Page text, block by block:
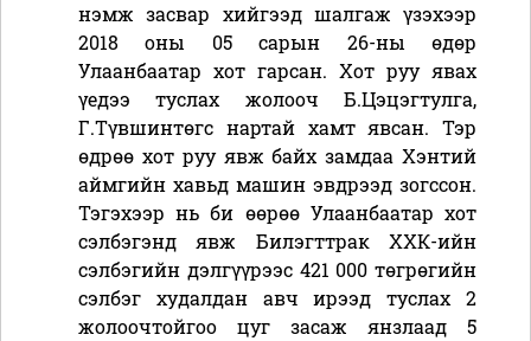
нэмж засвар хийгээд шалгаж үзэхээр
2018 оны 05 сарын 26-ны өдөр
Улаанбаатар хот гарсан. Хот руу явах
үедээ туслах жолооч Б.Цэцэгтулга,
Г.Түвшинтөгс нартай хамт явсан. Тэр
өдрөө хот руу явж байх замдаа Хэнтий
аймгийн хавьд машин эвдрээд зогссон.
Тэгэхээр нь би өөрөө Улаанбаатар хот
сэлбэгэнд явж Билэгттрак ХХК-ийн
сэлбэгийн дэлгүүрээс 421 000 төгрөгийн
сэлбэг худалдан авч ирээд туслах 2
жолоочтойгоо цуг засаж янзлаад 5